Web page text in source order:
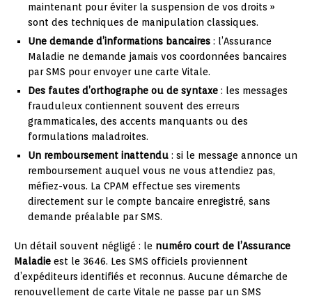
maintenant pour éviter la suspension de vos droits »
sont des techniques de manipulation classiques.
Une demande d’informations bancaires : l’Assurance
Maladie ne demande jamais vos coordonnées bancaires
par SMS pour envoyer une carte Vitale.
Des fautes d’orthographe ou de syntaxe : les messages
frauduleux contiennent souvent des erreurs
grammaticales, des accents manquants ou des
formulations maladroites.
Un remboursement inattendu : si le message annonce un
remboursement auquel vous ne vous attendiez pas,
méfiez-vous. La CPAM effectue ses virements
directement sur le compte bancaire enregistré, sans
demande préalable par SMS.
Un détail souvent négligé : le numéro court de l’Assurance
Maladie est le 3646. Les SMS officiels proviennent
d’expéditeurs identifiés et reconnus. Aucune démarche de
renouvellement de carte Vitale ne passe par un SMS